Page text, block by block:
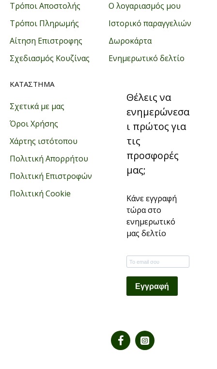
Τρόποι Αποστολής
Τρόποι Πληρωμής
Αίτηση Επιστροφης
Σχεδιασμός Κουζίνας
Ο λογαριασμός μου
Ιστορικό παραγγελιών
Δωροκάρτα
Ενημερωτικό δελτίο
ΚΑΤΑΣΤΗΜΑ
Σχετικά με μας
Όροι Χρήσης
Χάρτης ιστότοπου
Πολιτική Απορρήτου
Πολιτική Επιστροφών
Πολιτική Cookie
Θέλεις να
ενημερώνεσα
ι πρώτος για
τις
προσφορές
μας;
Κάνε εγγραφή
τώρα στο
ενημερωτικό
μας δελτίο
Εγγραφή